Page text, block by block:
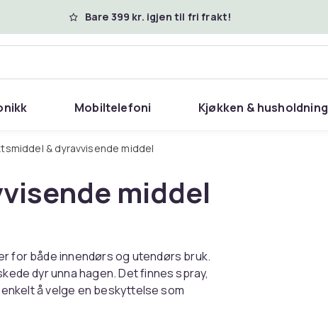
Bare 399 kr. igjen til fri frakt!
Mobiltelefoni Kjøkken & husholdning
& dyravvisende middel
middel
for både innendørs og utendørs bruk.
dyr unna hagen. Det finnes spray,
å velge en beskyttelse som